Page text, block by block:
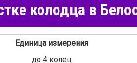
колодца в
Единица измерения
до 4 колец